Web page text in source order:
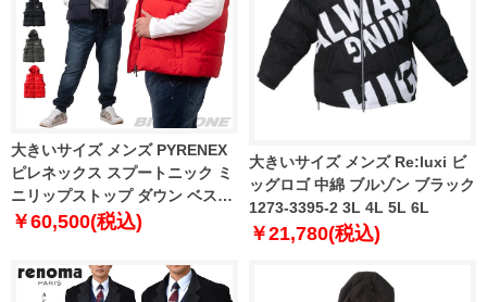
大きいサイズ メンズ PYRENEX
ピレネックス スプートニック ミ
ニリップストップ ダウン ベスト
SPOUTNIC MINI RIPSTOP
￥60,500(税込)
大きいサイズ メンズ Re:luxi ビ
ッグロゴ 中綿 ブルゾン ブラック
1273-3395-2 3L 4L 5L 6L
￥21,780(税込)